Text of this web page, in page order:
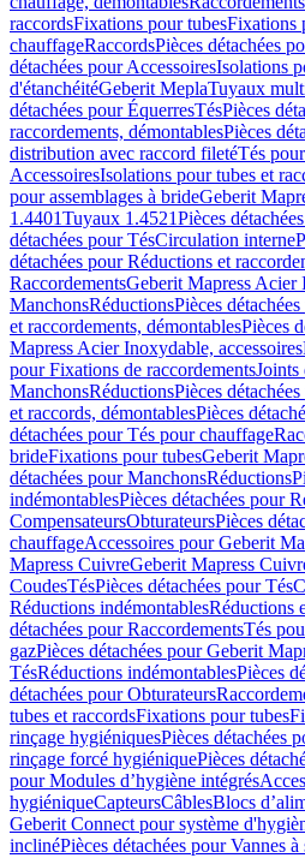
raccordsFixations pour tubesFixations
chauffageRaccordsPièces détachées
détachées pour AccessoiresIsolations
d'étanchéitéGeberit MeplaTuyaux
détachées pour ÉquerresTésPièces
raccordements, démontablesPièces
distribution avec raccord filetéTés
AccessoiresIsolations pour tubes et
pour assemblages à brideGeberit
1.4401Tuyaux 1.4521Pièces
détachées pour TésCirculation interne
détachées pour Réductions et
RaccordementsGeberit Mapress Acier
ManchonsRéductionsPièces
et raccordements, démontablesPièces
Mapress Acier Inoxydable, accessoires
pour Fixations de raccordementsJoints
ManchonsRéductionsPièces
et raccords, démontablesPièces
détachées pour Tés pour chauffage
brideFixations pour tubesGeberit
détachées pour ManchonsRéductions
indémontablesPièces détachées pour
CompensateursObturateursPièces
chauffageAccessoires pour Geberit
Mapress CuivreGeberit Mapress
CoudesTésPièces détachées pour Tés
Réductions indémontablesRéductions
détachées pour RaccordementsTés
gazPièces détachées pour Geberit
TésRéductions indémontablesPièces
détachées pour Obturateurs
tubes et raccordsFixations pour tubes
rinçage hygiéniquesPièces détachées
rinçage forcé hygiéniquePièces
pour Modules d’hygiène intégrés
hygiéniqueCapteursCâblesBlocs
Geberit Connect pour système
inclinéPièces détachées pour Vannes